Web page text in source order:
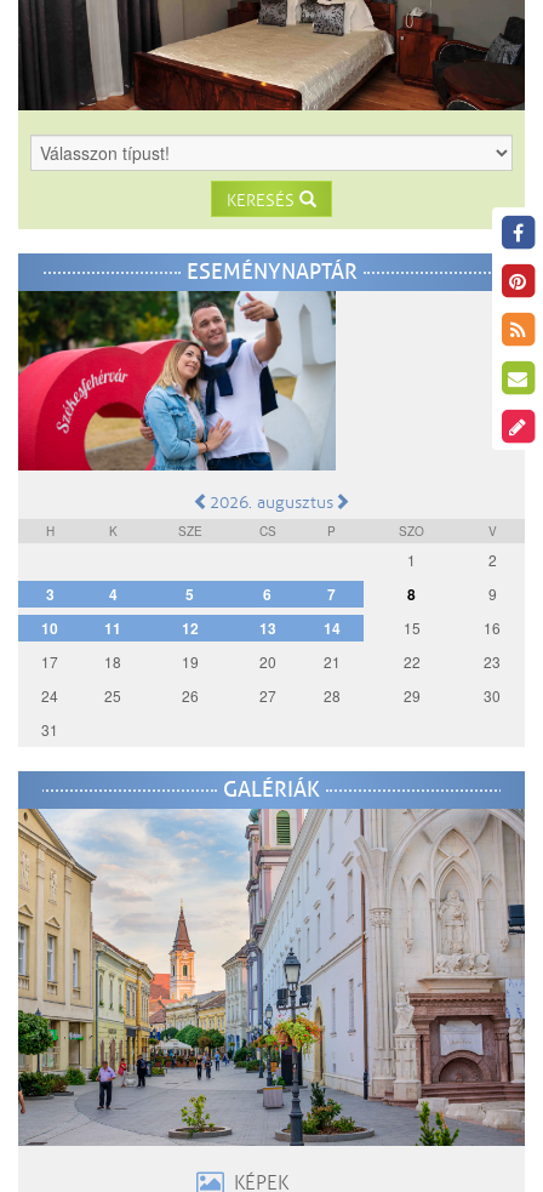
KERESÉS
ESEMÉNYNAPTÁR
2026. augusztus
H K SZE CS P SZO V
1 2
3 4 5 6 7 8 9
10 11 12 13 14 15
16
17
18 19 20 21 22
23
24
25 26 27 28 29
30
31
GALÉRIÁK
KÉPEK